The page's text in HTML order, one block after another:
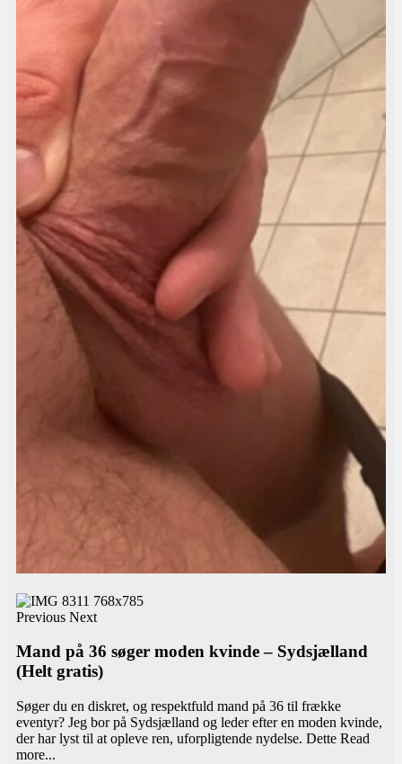
Previous Next
Mand på 36 søger moden kvinde – Sydsjælland
(Helt gratis)
Søger du en diskret, og respektfuld mand på 36 til frække
eventyr? Jeg bor på Sydsjælland og leder efter en moden kvinde,
der har lyst til at opleve ren, uforpligtende nydelse. Dette Read
more...